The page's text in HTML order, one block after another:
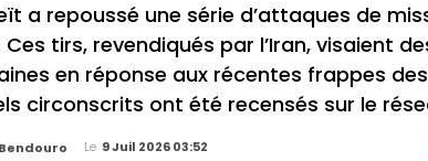
a repoussé une série d’attaques de
Ces tirs, revendiqués par l’Iran, visaient
en réponse aux récentes frappes
circonscrits ont été recensés sur le
Le 9 Juil 2026 03:52